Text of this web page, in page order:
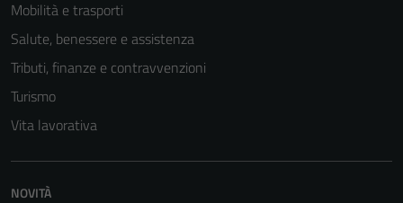
Mobilità e trasporti
Salute, benessere e assistenza
Tributi, finanze e contravvenzioni
Turismo
Vita lavorativa
NOVITÀ